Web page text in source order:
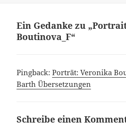
Ein Gedanke zu
Boutinova_F“
Pingback:Porträt: Veronika
Barth Übersetzungen
Schreibe einen